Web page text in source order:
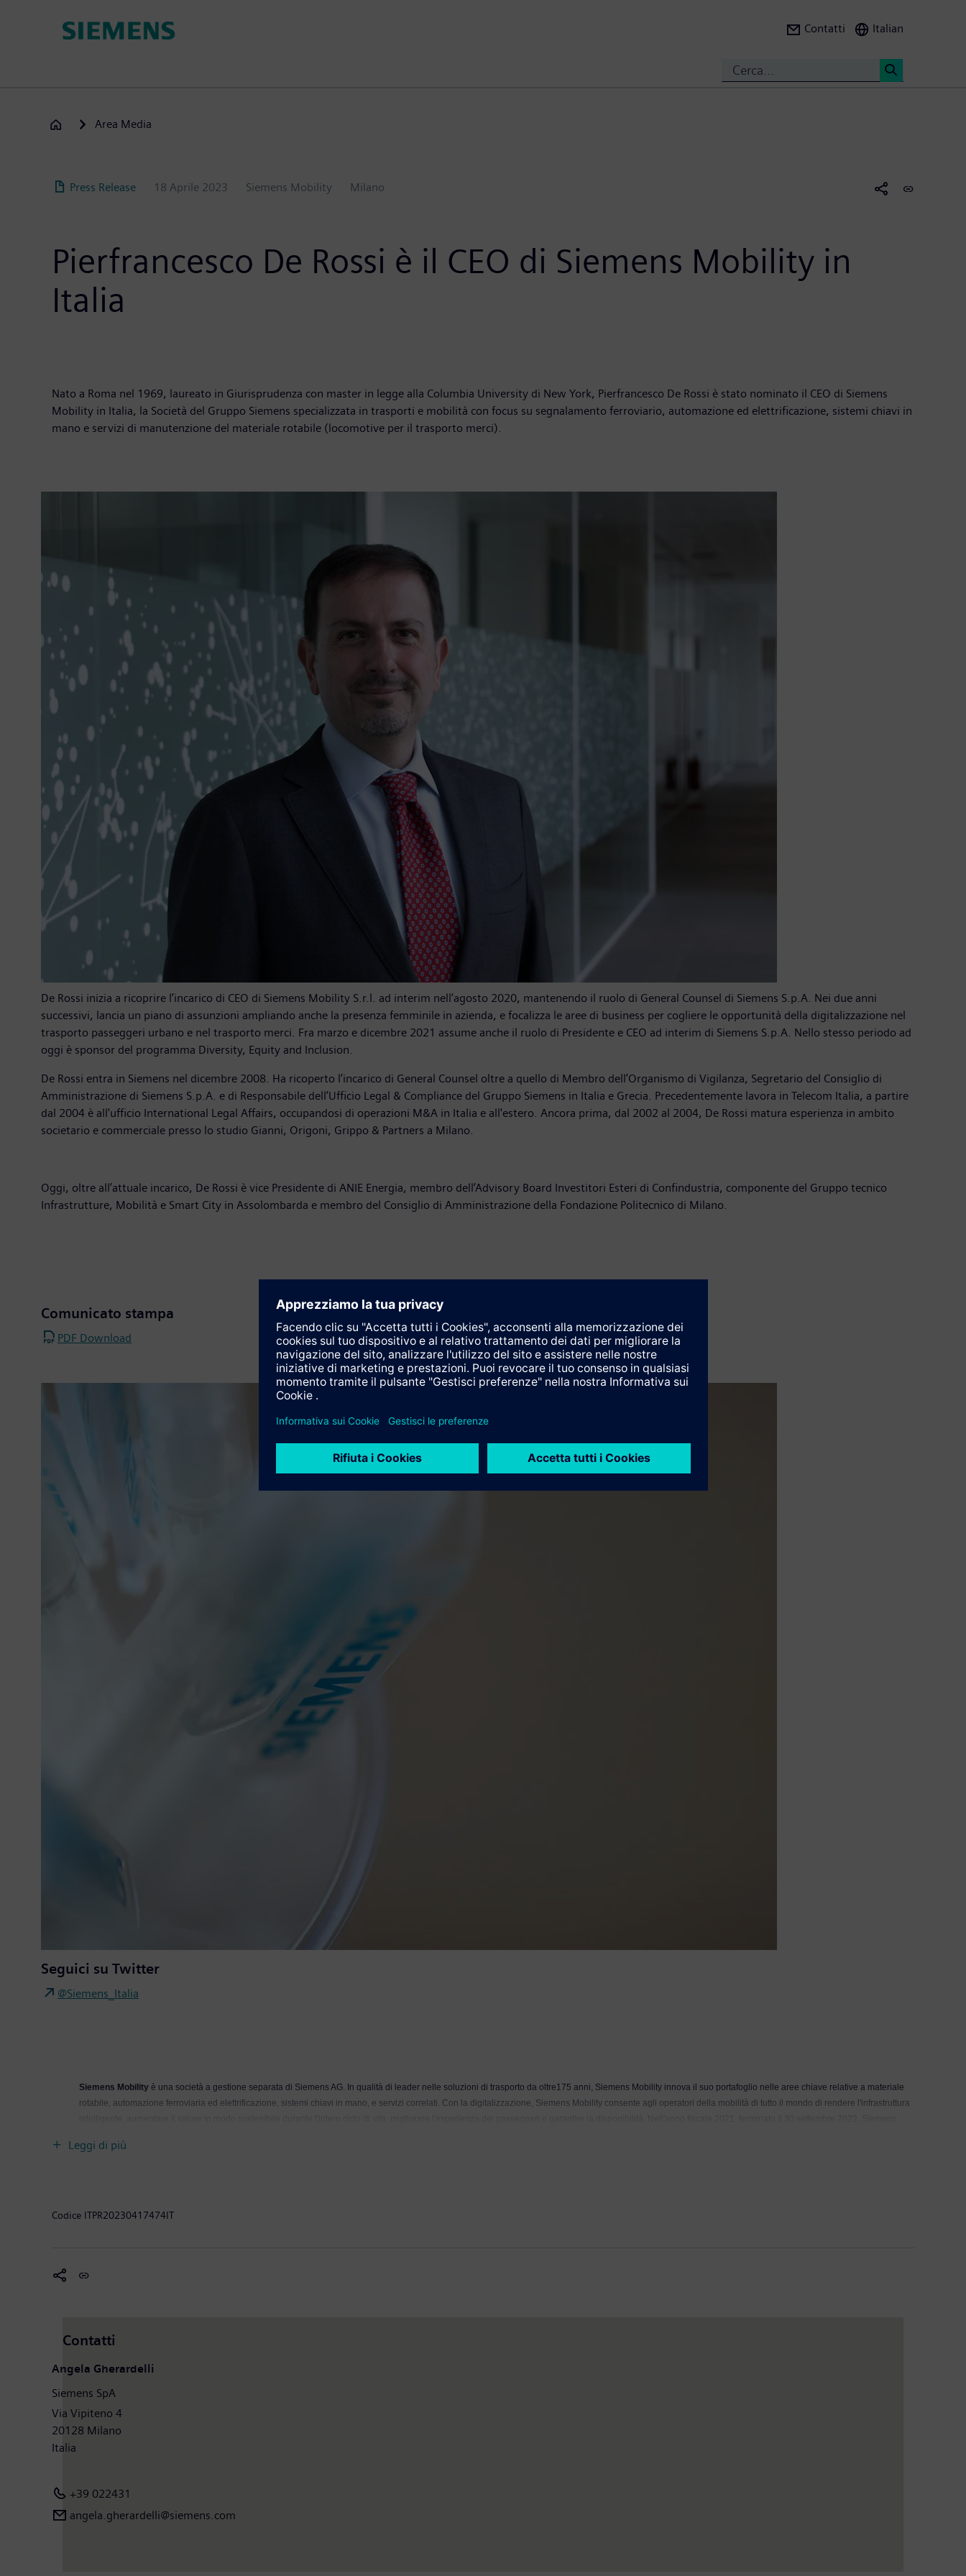
Contatti Italian
Area Media
Press Release 18 Aprile 2023 Siemens Mobility Milano
Pierfrancesco De Rossi è il CEO di Siemens Mobility in
Italia
Nato a Roma nel 1969, laureato in Giurisprudenza con master in legge alla Columbia University di New York, Pierfrancesco De Rossi è stato nominato il CEO di Siemens
Mobility in Italia, la Società del Gruppo Siemens specializzata in trasporti e mobilità con focus su segnalamento ferroviario, automazione ed elettrificazione, sistemi chiavi in
mano e servizi di manutenzione del materiale rotabile (locomotive per il trasporto merci).
De Rossi inizia a ricoprire l’incarico di CEO di Siemens Mobility S.r.l. ad interim nell’agosto 2020, mantenendo il ruolo di General Counsel di Siemens S.p.A. Nei due anni
successivi, lancia un piano di assunzioni ampliando anche la presenza femminile in azienda, e focalizza le aree di business per cogliere le opportunità della digitalizzazione nel
trasporto passeggeri urbano e nel trasporto merci. Fra marzo e dicembre 2021 assume anche il ruolo di Presidente e CEO ad interim di Siemens S.p.A. Nello stesso periodo ad
oggi è sponsor del programma Diversity, Equity and Inclusion.
De Rossi entra in Siemens nel dicembre 2008. Ha ricoperto l’incarico di General Counsel oltre a quello di Membro dell’Organismo di Vigilanza, Segretario del Consiglio di
Amministrazione di Siemens S.p.A. e di Responsabile dell’Ufficio Legal & Compliance del Gruppo Siemens in Italia e Grecia. Precedentemente lavora in Telecom Italia, a partire
dal 2004 è all'ufficio International Legal Affairs, occupandosi di operazioni M&A in Italia e all'estero. Ancora prima, dal 2002 al 2004, De Rossi matura esperienza in ambito
societario e commerciale presso lo studio Gianni, Origoni, Grippo & Partners a Milano.
Oggi, oltre all’attuale incarico, De Rossi è vice Presidente di ANIE Energia, membro dell’Advisory Board Investitori Esteri di Confindustria, componente del Gruppo tecnico
Infrastrutture, Mobilità e Smart City in Assolombarda e membro del Consiglio di Amministrazione della Fondazione Politecnico di Milano.
Comunicato stampa
PDF Download
Seguici su Twitter
@Siemens_Italia
Siemens Mobilityè una società a gestione separata di Siemens AG. In qualità di leader nelle soluzioni di trasporto da oltre175 anni, Siemens Mobility innova il suo portafoglio nelle aree chiave relative a materiale
rotabile, automazione ferroviaria ed elettrificazione, sistemi chiavi in mano, e servizi correlati. Con la digitalizzazione, Siemens Mobility consente agli operatori della mobilità di tutto il mondo di rendere l'infrastruttura
Leggi di più
Codice ITPR20230417474IT
Contatti
Angela Gherardelli
Siemens SpA
Via Vipiteno 4
20128 Milano
Italia
+39 022431
angela.gherardelli@siemens.com